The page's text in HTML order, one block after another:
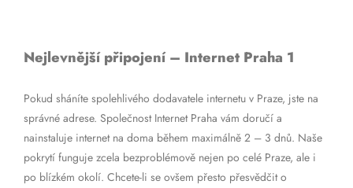
Nejlevnější připojení – Internet Praha 1
Pokud sháníte spolehlivého dodavatele internetu v Praze, jste na
správné adrese. Společnost Internet Praha vám doručí a
nainstaluje internet na doma během maximálně 2 – 3 dnů. Naše
pokrytí funguje zcela bezproblémově nejen po celé Praze, ale i
po blízkém okolí. Chcete-li se ovšem přesto přesvědčit o